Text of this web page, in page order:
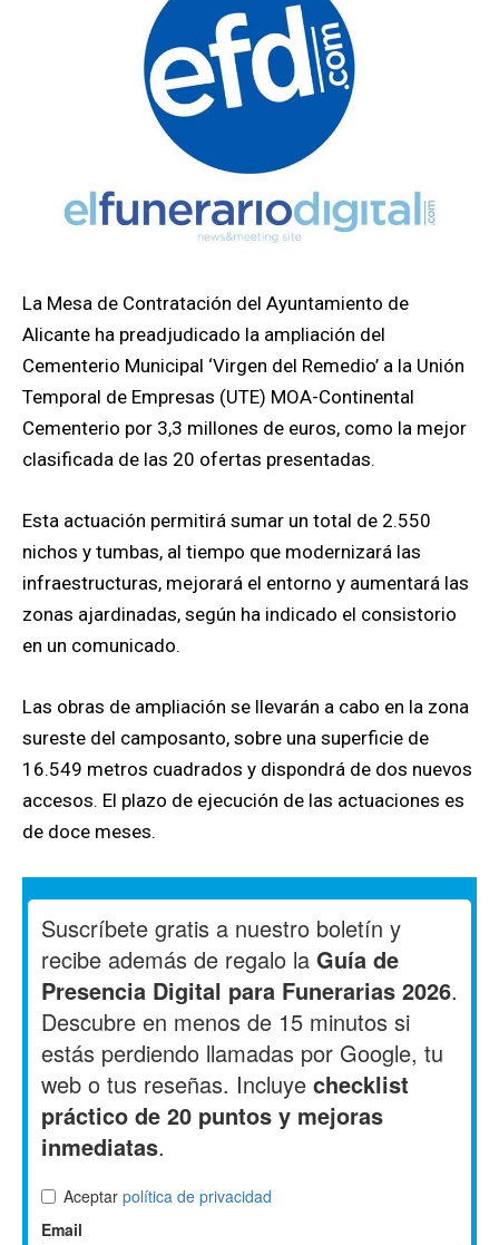
La Mesa de Contratación del Ayuntamiento de
Alicante ha preadjudicado la ampliación del
Cementerio Municipal ‘Virgen del Remedio’ a la Unión
Temporal de Empresas (UTE) MOA-Continental
Cementerio por 3,3 millones de euros, como la mejor
clasificada de las 20 ofertas presentadas.
Esta actuación permitirá sumar un total de 2.550
nichos y tumbas, al tiempo que modernizará las
infraestructuras, mejorará el entorno y aumentará las
zonas ajardinadas, según ha indicado el consistorio
en un comunicado.
Las obras de ampliación se llevarán a cabo en la zona
sureste del camposanto, sobre una superficie de
16.549 metros cuadrados y dispondrá de dos nuevos
accesos. El plazo de ejecución de las actuaciones es
de doce meses.